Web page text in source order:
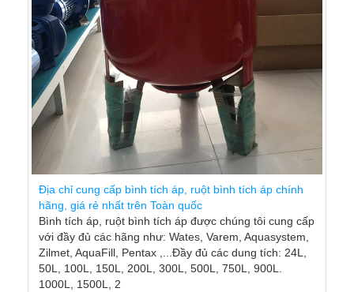
Địa chỉ cung cấp tủ điện chính hãng Stac Italy
Địa chỉ cung cấp tủ điện chính hãng Stac Italy
Xem Thêm